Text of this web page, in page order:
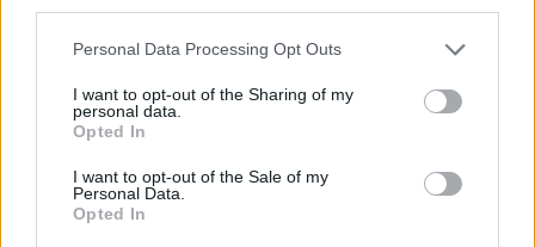
Personal Data Processing Opt Outs
I want to opt-out of the Sharing of my
personal data.
Opted In
I want to opt-out of the Sale of my
Personal Data.
Opted In
ΔημοσιεύτηκεΑνακοινώσεις